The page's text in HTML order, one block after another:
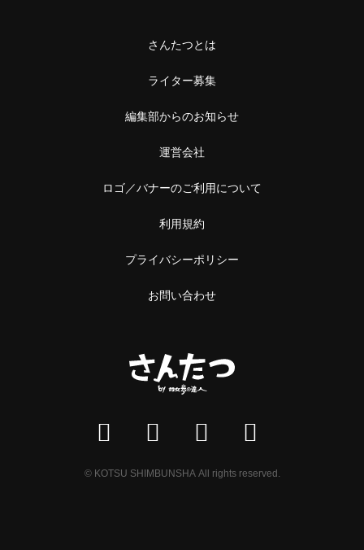
さんたつとは
ライター募集
編集部からのお知らせ
運営会社
ロゴ／バナーのご利用について
利用規約
プライバシーポリシー
お問い合わせ
© KOTSU SHIMBUNSHA All rights reserved.